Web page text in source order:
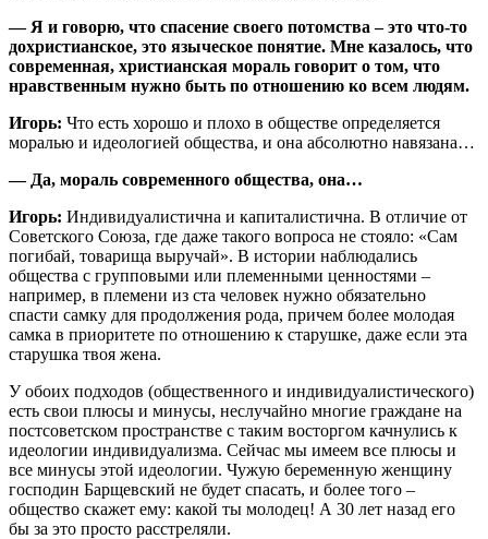
— Я и говорю, что спасение своего потомства – это что-то
дохристианское, это языческое понятие. Мне казалось, что
современная, христианская мораль говорит о том, что
нравственным нужно быть по отношению ко всем людям.
Игорь: Что есть хорошо и плохо в обществе определяется
моралью и идеологией общества, и она абсолютно навязана…
— Да, мораль современного общества, она…
Игорь: Индивидуалистична и капиталистична. В отличие от
Советского Союза, где даже такого вопроса не стояло: «Сам
погибай, товарища выручай». В истории наблюдались
общества с групповыми или племенными ценностями –
например, в племени из ста человек нужно обязательно
спасти самку для продолжения рода, причем более молодая
самка в приоритете по отношению к старушке, даже если эта
старушка твоя жена.
У обоих подходов (общественного и индивидуалистического)
есть свои плюсы и минусы, неслучайно многие граждане на
постсоветском пространстве с таким восторгом качнулись к
идеологии индивидуализма. Сейчас мы имеем все плюсы и
все минусы этой идеологии. Чужую беременную женщину
господин Барщевский не будет спасать, и более того –
общество скажет ему: какой ты молодец! А 30 лет назад его
бы за это просто расстреляли.